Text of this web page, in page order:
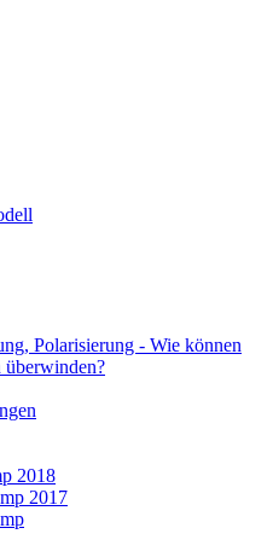
Polarisierung - Wie können
2018
2017